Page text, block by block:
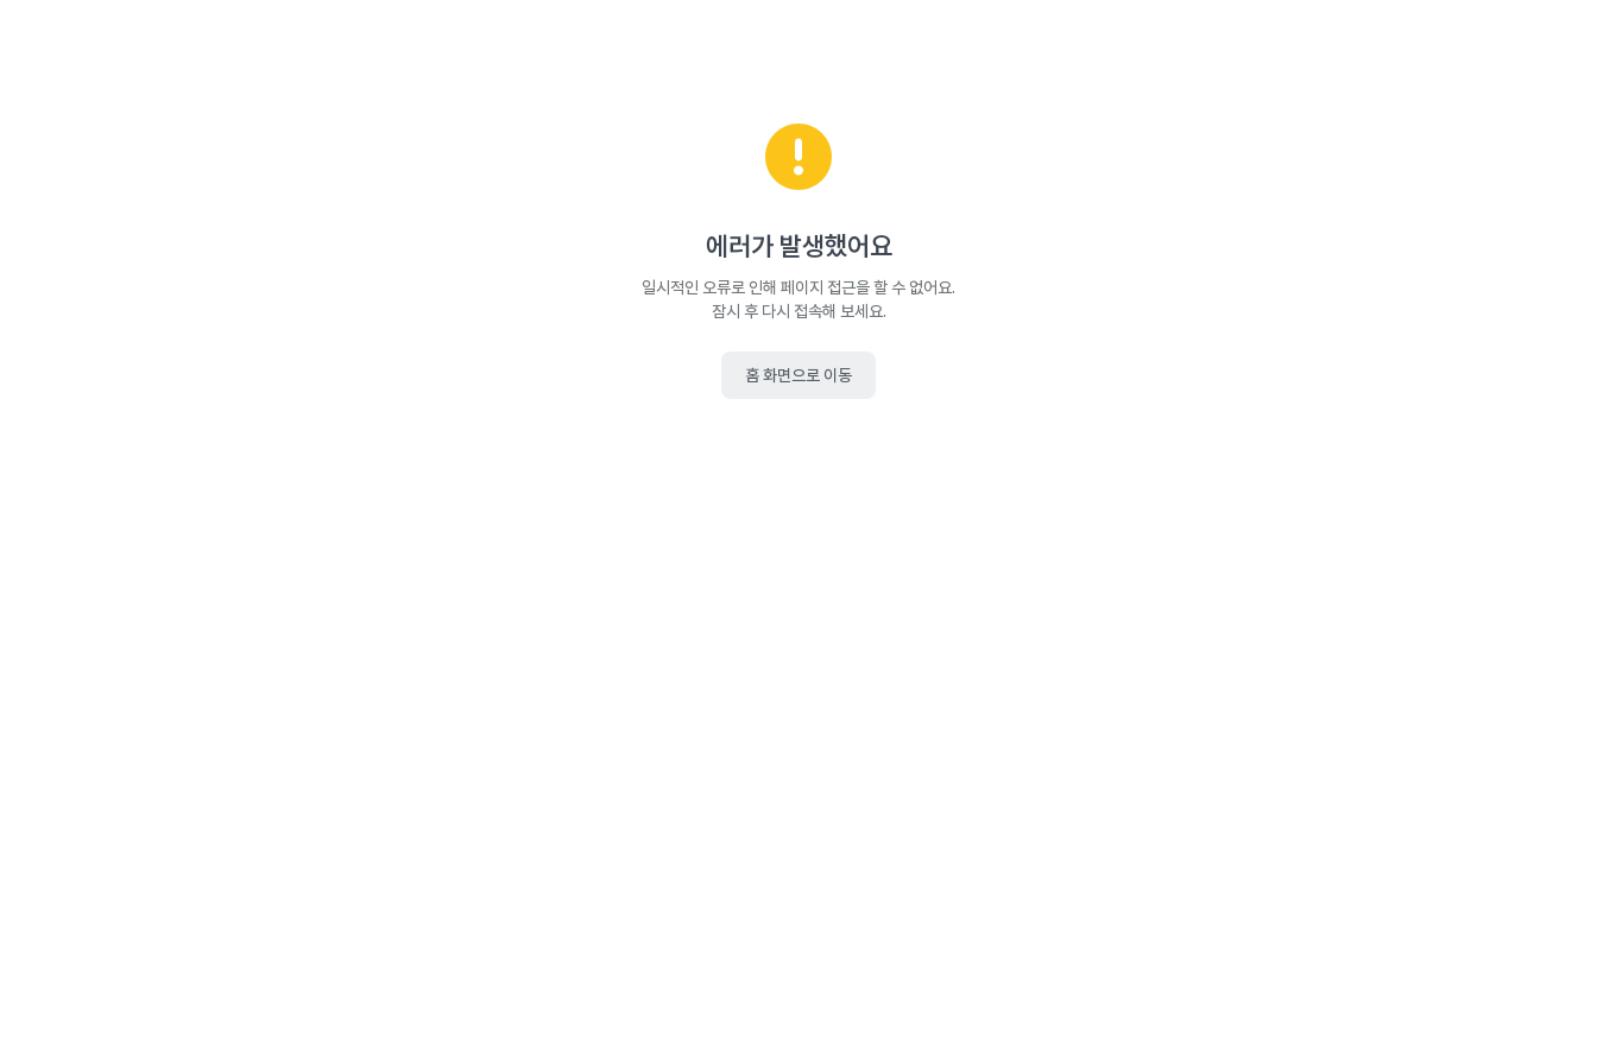
에러가 발생했어요
일시적인 오류로 인해 페이지 접근을 할 수 없어요.
잠시 후 다시 접속해 보세요.
홈 화면으로 이동